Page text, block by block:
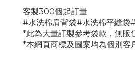
客製300個起訂量
#水洗棉肩背袋#水洗棉平縫袋
*此為大量訂製參考袋款，無販
*本網頁商標及圖案均為個別客